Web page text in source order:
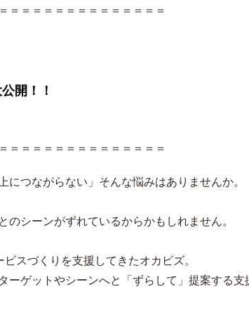
＝＝＝＝＝＝＝＝＝＝＝＝＝＝
開！！
＝＝＝＝＝＝＝＝＝＝＝＝＝＝
につながらない」そんな悩みはありませんか。
シーンがずれているからかもしれません。
スづくりを支援してきたオカビズ。
ーゲットやシーンへと「ずらして」提案する支